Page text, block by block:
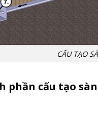
CẤU TẠO
phần cấu tạo